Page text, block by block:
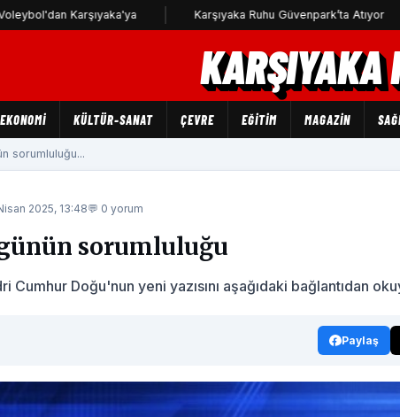
Karşıyaka'ya Karşıyaka Ruhu Güvenpark’ta Atıyor
KARŞIYAKA
EKONOMİ KÜLTÜR-SANAT ÇEVRE EĞİTİM MAGAZİN
sorumluluğu...
2025, 13:48💬 0 yorum
sorumluluğu
Cumhur Doğu'nun yeni yazısını aşağıdaki bağlantıdan
Paylaş